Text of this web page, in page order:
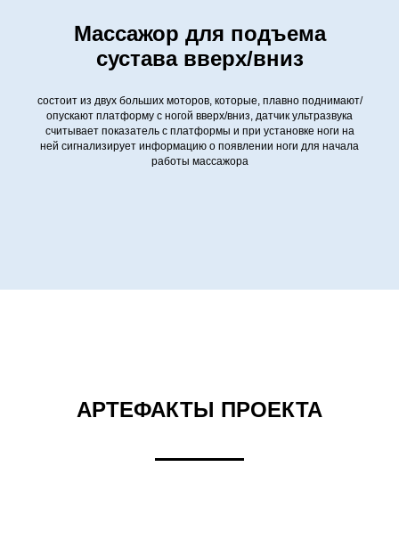
Массажор для подъема
сустава вверх/вниз
состоит из двух больших моторов, которые, плавно поднимают/
опускают платформу с ногой вверх/вниз, датчик ультразвука
считывает показатель с платформы и при установке ноги на
ней сигнализирует информацию о появлении ноги для начала
работы массажора
АРТЕФАКТЫ ПРОЕКТА